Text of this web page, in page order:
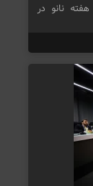
نانو در